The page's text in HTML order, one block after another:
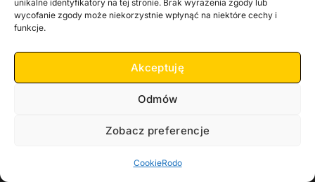
unikalne identyfikatory na tej stronie. Brak wyrażenia zgody lub
wycofanie zgody może niekorzystnie wpłynąć na niektóre cechy i
funkcje.
Akceptuję
Odmów
Zobacz preferencje
CookieRodo
Jelenia Góra
Szklarska Poręba